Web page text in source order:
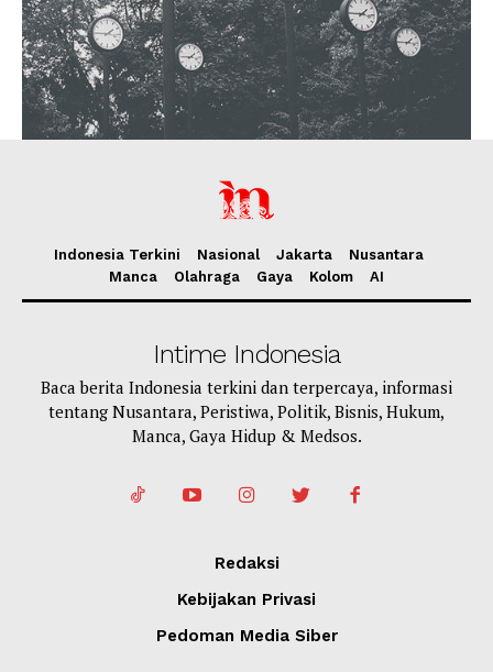
Indonesia Terkini Nasional Jakarta
Nusantara
Manca
Olahraga Gaya Kolom AI
Intime Indonesia
Baca berita Indonesia terkini dan terpercaya, informasi
tentang Nusantara, Peristiwa, Politik, Bisnis, Hukum,
Manca, Gaya Hidup & Medsos.
Redaksi
Kebijakan Privasi
Pedoman Media Siber